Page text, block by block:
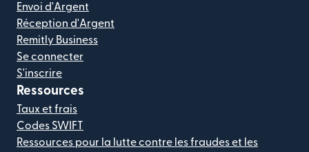
Envoi d'Argent
Réception d'Argent
Remitly Business
Se connecter
S'inscrire
Ressources
Taux et frais
Codes SWIFT
Ressources pour la lutte contre les fraudes et les